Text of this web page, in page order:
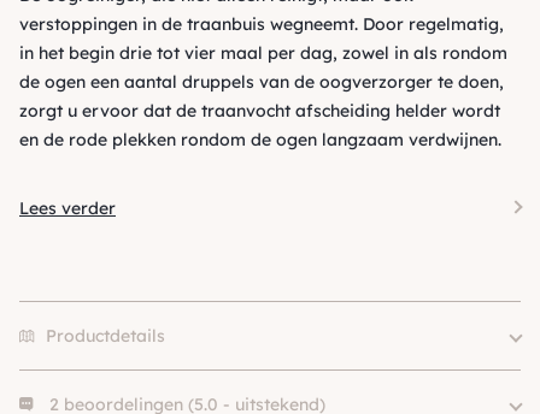
verstoppingen in de traanbuis wegneemt. Door regelmatig,
in het begin drie tot vier maal per dag, zowel in als rondom
de ogen een aantal druppels van de oogverzorger te doen,
zorgt u ervoor dat de traanvocht afscheiding helder wordt
en de rode plekken rondom de ogen langzaam verdwijnen.
Lees verder
Productdetails
Size
1000ml, 200ml, 50ml
2 beoordelingen (5.0 - uitstekend)